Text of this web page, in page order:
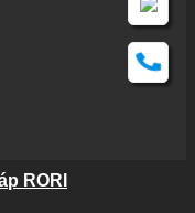
RORI